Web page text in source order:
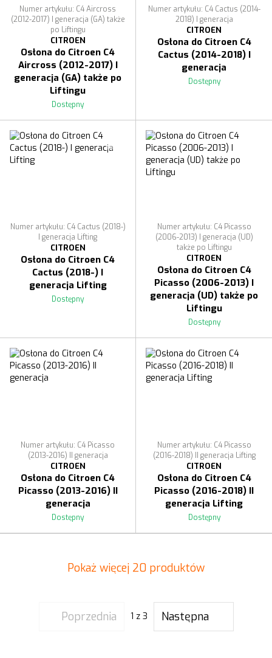
Numer artykułu: C4 Aircross
(2012-2017) I generacja (GA) także
po Liftingu
CITROEN
Osłona do Citroen C4
Aircross (2012-2017) I
generacja (GA) także po
Liftingu
Dostępny
Numer artykułu: C4 Cactus (2014-
2018) I generacja
CITROEN
Osłona do Citroen C4
Cactus (2014-2018) I
generacja
Dostępny
Numer artykułu: C4 Cactus (2018-)
I generacja Lifting
CITROEN
Osłona do Citroen C4
Cactus (2018-) I
generacja Lifting
Dostępny
Numer artykułu: C4 Picasso
(2006-2013) I generacja (UD)
także po Liftingu
CITROEN
Osłona do Citroen C4
Picasso (2006-2013) I
generacja (UD) także po
Liftingu
Dostępny
Numer artykułu: C4 Picasso
(2013-2016) II generacja
CITROEN
Osłona do Citroen C4
Picasso (2013-2016) II
generacja
Dostępny
Numer artykułu: C4 Picasso
(2016-2018) II generacja Lifting
CITROEN
Osłona do Citroen C4
Picasso (2016-2018) II
generacja Lifting
Dostępny
Pokaż więcej 20 produktów
Poprzednia 1 z 3 Następna